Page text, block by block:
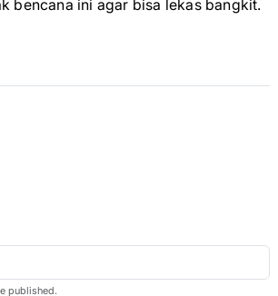
bencana ini agar bisa lekas bangkit.
published.